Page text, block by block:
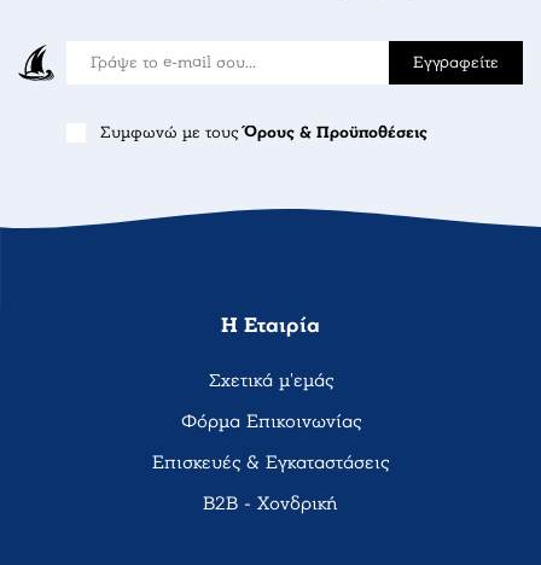
Εγγραφείτε
Συμφωνώ με τουςΌρους & Προϋποθέσεις
Η Εταιρία
Σχετικά μ'εμάς
Φόρμα Επικοινωνίας
Επισκευές & Εγκαταστάσεις
B2B - Χονδρική